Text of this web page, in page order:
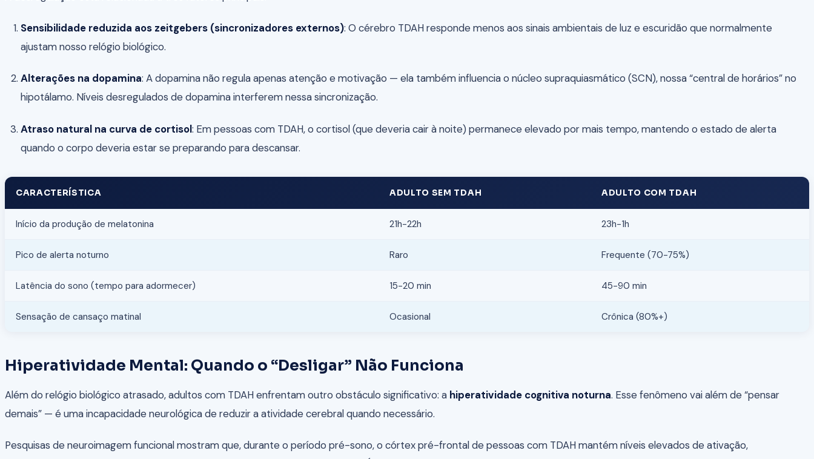
Sensibilidade reduzida aos zeitgebers (sincronizadores externos): O cérebro TDAH responde menos aos sinais ambientais de luz e escuridão que normalmente
ajustam nosso relógio biológico.
Alterações na dopamina: A dopamina não regula apenas atenção e motivação — ela também influencia o núcleo supraquiasmático (SCN), nossa “central de horários” no
hipotálamo. Níveis desregulados de dopamina interferem nessa sincronização.
Atraso natural na curva de cortisol: Em pessoas com TDAH, o cortisol (que deveria cair à noite) permanece elevado por mais tempo, mantendo o estado de alerta
quando o corpo deveria estar se preparando para descansar.
CARACTERÍSTICA ADULTO SEM TDAH ADULTO COM TDAH
Início da produção de melatonina 21h-22h 23h-1h
Pico de alerta noturno Raro Frequente (70-75%)
Latência do sono (tempo para adormecer) 15-20 min 45-90 min
Sensação de cansaço matinal Ocasional Crônica (80%+)
Hiperatividade Mental: Quando o “Desligar” Não Funciona
Além do relógio biológico atrasado, adultos com TDAH enfrentam outro obstáculo significativo: a hiperatividade cognitiva noturna. Esse fenômeno vai além de “pensar
demais” — é uma incapacidade neurológica de reduzir a atividade cerebral quando necessário.
Pesquisas de neuroimagem funcional mostram que, durante o período pré-sono, o córtex pré-frontal de pessoas com TDAH mantém níveis elevados de ativação,